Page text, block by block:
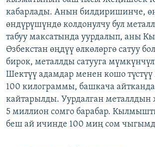
ЭЕ/АРнун бардык сайттары
кабарлады. Анын билдиришинче,
өндүрүшүндө колдонулчу бул
табуу максатында уурдалып, аны
Өзбекстан өңдүү өлкөлөргө сатуу
бирок, металлды сатууга
Шектүү адамдар менен кошо
100 килограммы, башкача
кайтарылды. Уурдалган
5 миллион сомго барабар.
беш ай ичинде 100 миң сом